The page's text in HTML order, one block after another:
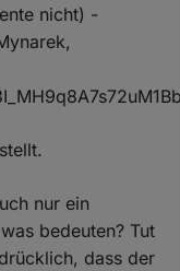
nicht) -
nur ein
bedeuten? Tut
dass der